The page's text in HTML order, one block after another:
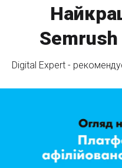
Semrush
Digital Expert -